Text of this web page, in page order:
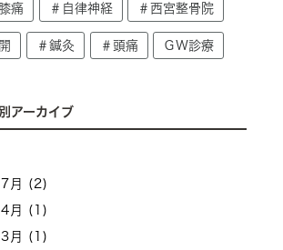
痛 ＃自律神経 ＃西宮整骨院
＃鍼灸 ＃頭痛 ＧＷ診療
アーカイブ
月 (2)
月 (1)
月 (1)